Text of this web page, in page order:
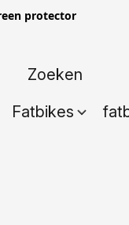
protector
Fatbikes